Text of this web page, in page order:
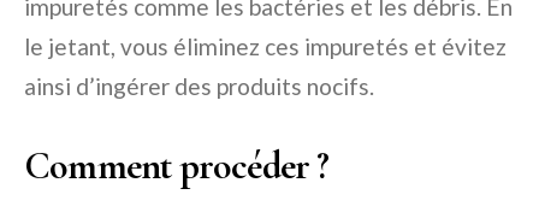
impuretés comme les bactéries et les débris. En
le jetant, vous éliminez ces impuretés et évitez
ainsi d’ingérer des produits nocifs.
Comment procéder ?